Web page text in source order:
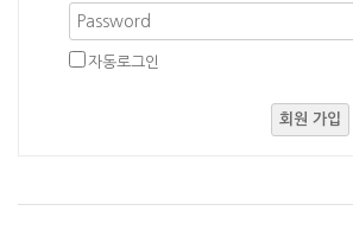
자동로그인
회원 가입